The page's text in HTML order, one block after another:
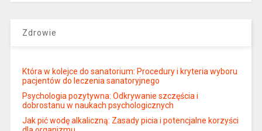
Zdrowie
Która w kolejce do sanatorium: Procedury i kryteria wyboru
pacjentów do leczenia sanatoryjnego
Psychologia pozytywna: Odkrywanie szczęścia i
dobrostanu w naukach psychologicznych
Jak pić wodę alkaliczną: Zasady picia i potencjalne korzyści